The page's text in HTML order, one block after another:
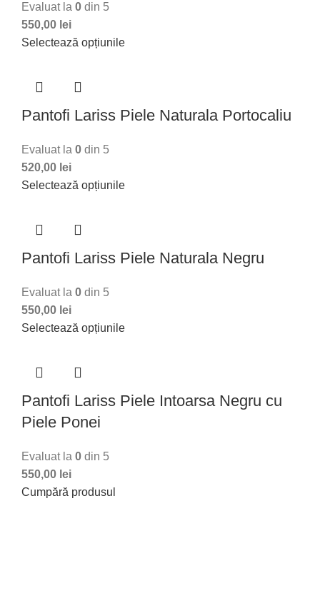
Evaluat la 0 din 5
550,00 lei
Selectează opțiunile
Pantofi Lariss Piele Naturala Portocaliu
Evaluat la 0 din 5
520,00 lei
Selectează opțiunile
Pantofi Lariss Piele Naturala Negru
Evaluat la 0 din 5
550,00 lei
Selectează opțiunile
Pantofi Lariss Piele Intoarsa Negru cu
Piele Ponei
Evaluat la 0 din 5
550,00 lei
Cumpără produsul